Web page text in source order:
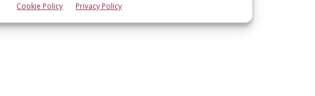
Cookie Policy Privacy Policy